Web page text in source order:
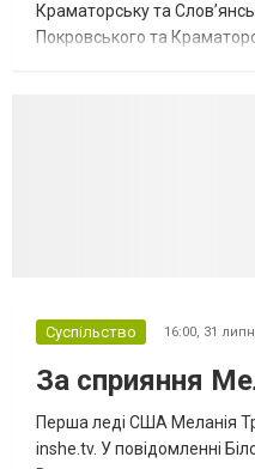
Краматорську та
Покровського та
Суспільство 16:00, 31
За сприяння
Перша леді США Меланія
inshe.tv. У повідомленні